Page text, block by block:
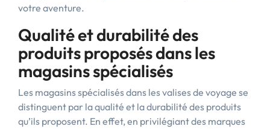
votre aventure.
Qualité et durabilité des
produits proposés dans les
magasins spécialisés
Les magasins spécialisés dans les valises de voyage se
distinguent par la qualité et la durabilité des produits
qu’ils proposent. En effet, en privilégiant des marques